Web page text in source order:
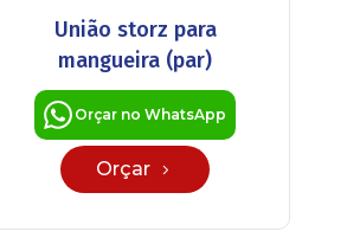
União storz para
mangueira (par)
Orçar no WhatsApp
Orçar